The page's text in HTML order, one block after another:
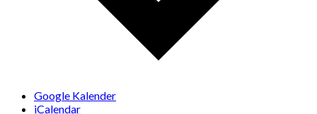
Google Kalender
iCalendar